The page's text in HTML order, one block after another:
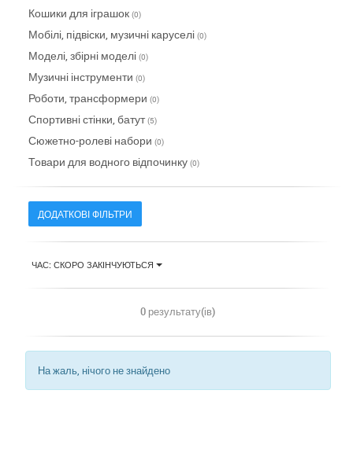
Кошики для іграшок (0)
Мобілі, підвіски, музичні каруселі (0)
Моделі, збірні моделі (0)
Музичні інструменти (0)
Роботи, трансформери (0)
Спортивні стінки, батут(5)
Сюжетно-ролеві набори (0)
Товари для водного відпочинку (0)
ДОДАТКОВІ ФІЛЬТРИ
ЧАС: СКОРО ЗАКІНЧУЮТЬСЯ
0 результату(ів)
На жаль, нічого не знайдено